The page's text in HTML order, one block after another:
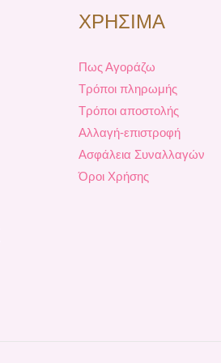
ΧΡΗΣΙΜΑ
Πως Αγοράζω
Τρόποι πληρωμής
Τρόποι αποστολής
Αλλαγή-επιστροφή
Ασφάλεια Συναλλαγών
Όροι Χρήσης